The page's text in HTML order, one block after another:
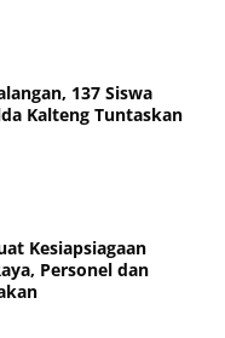
137 Siswa
Kalteng Tuntaskan
Kesiapsiagaan
Personel dan